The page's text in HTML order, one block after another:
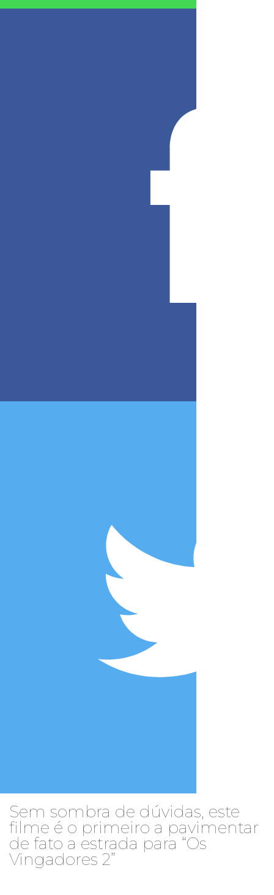
Sem sombra de dúvidas, este
filme é o primeiro a pavimentar
de fato a estrada para “Os
Vingadores 2”